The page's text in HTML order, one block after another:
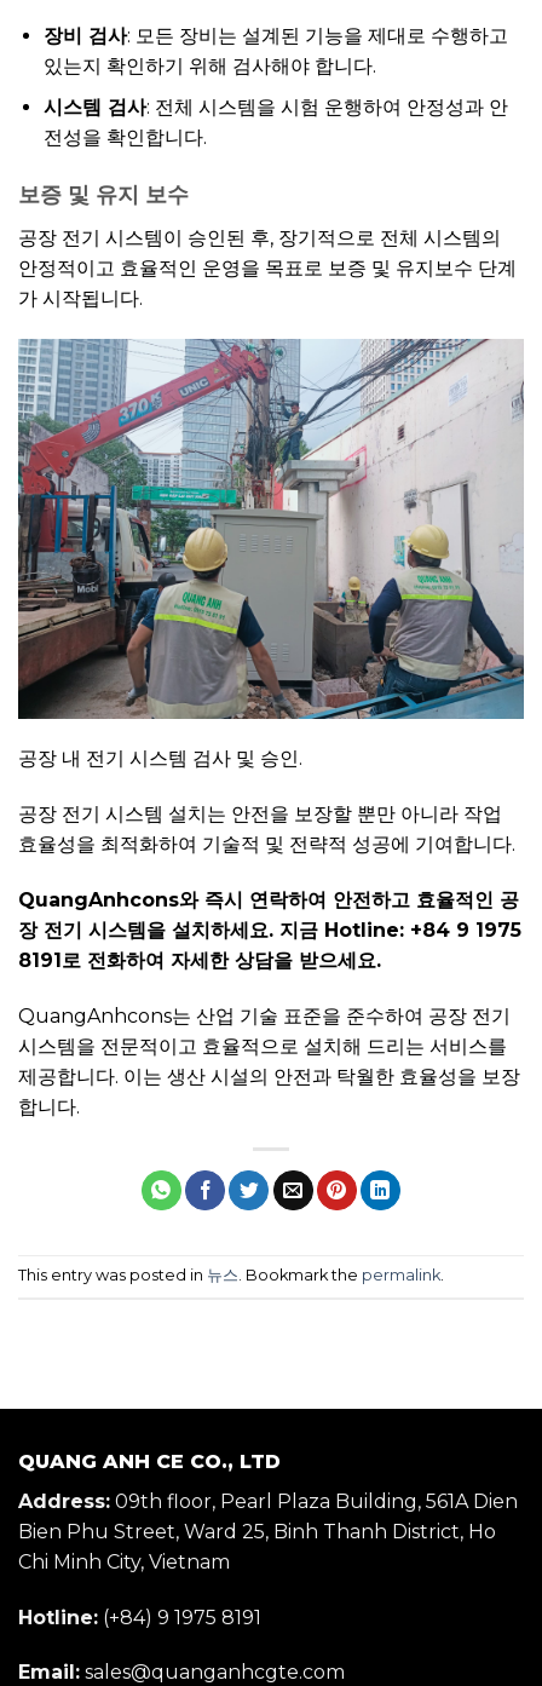
장비 검사: 모든 장비는 설계된 기능을 제대로 수행하고
있는지 확인하기 위해 검사해야 합니다.
시스템 검사: 전체 시스템을 시험 운행하여 안정성과 안
전성을 확인합니다.
보증 및 유지 보수
공장 전기 시스템이 승인된 후, 장기적으로 전체 시스템의
안정적이고 효율적인 운영을 목표로 보증 및 유지보수 단계
가 시작됩니다.
공장 내 전기 시스템 검사 및 승인.
공장 전기 시스템 설치는 안전을 보장할 뿐만 아니라 작업
효율성을 최적화하여 기술적 및 전략적 성공에 기여합니다.
QuangAnhcons와 즉시 연락하여 안전하고 효율적인 공
장 전기 시스템을 설치하세요. 지금 Hotline: +84 9 1975
8191로 전화하여 자세한 상담을 받으세요.
QuangAnhcons는 산업 기술 표준을 준수하여 공장 전기
시스템을 전문적이고 효율적으로 설치해 드리는 서비스를
제공합니다. 이는 생산 시설의 안전과 탁월한 효율성을 보장
합니다.
This entry was posted in 뉴스. Bookmark the permalink.
QUANG ANH CE CO., LTD
Address: 09th floor, Pearl Plaza Building, 561A Dien
Bien Phu Street, Ward 25, Binh Thanh District, Ho
Chi Minh City, Vietnam
Hotline: (+84) 9 1975 8191
Email: sales@quanganhcgte.com